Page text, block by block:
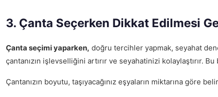
3. Çanta Seçerken Dikkat Edilmesi
Çanta seçimi yaparken, doğru tercihler yapmak, seyahat
çantanızın işlevselliğini artırır ve seyahatinizi kolaylaştırır.
Çantanızın boyutu, taşıyacağınız eşyaların miktarına göre